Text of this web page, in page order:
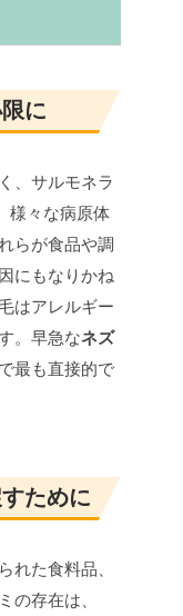
に
、サルモネラ
様々な病原体
らが食品や調
にもなりかね
はアレルギー
。早急なネズ
最も直接的で
ために
れた食料品、
の存在は、